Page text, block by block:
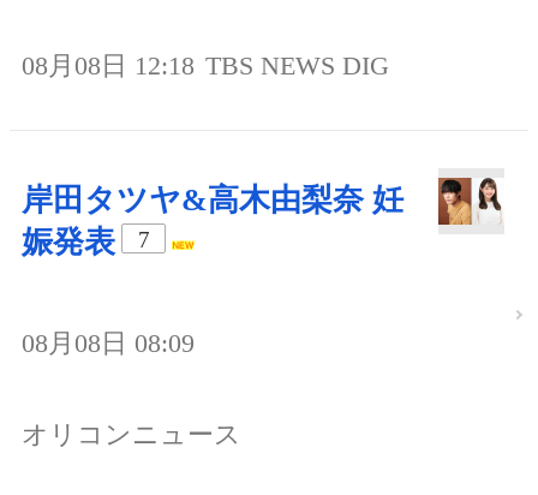
08月08日 12:18 TBS NEWS DIG
岸田タツヤ&高木由梨奈 妊
娠発表
7
08月08日 08:09
オリコンニュース